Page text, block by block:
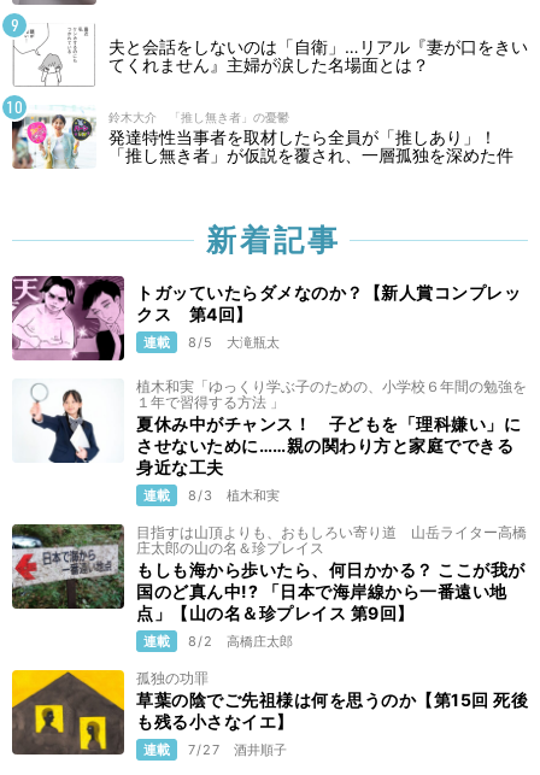
夫と会話をしないのは「自衛」…リアル『妻が口をきい
てくれません』主婦が涙した名場面とは？
鈴木大介 「推し無き者」の憂鬱
発達特性当事者を取材したら全員が「推しあり」！
「推し無き者」が仮説を覆され、一層孤独を深めた件
新着記事
トガッていたらダメなのか？【新人賞コンプレッ
クス 第4回】
連載 8/5 大滝瓶太
植木和実「ゆっくり学ぶ子のための、小学校６年間の勉強を
１年で習得する方法 」
夏休み中がチャンス！ 子どもを「理科嫌い」に
させないために……親の関わり方と家庭でできる
身近な工夫
連載 8/3 植木和実
目指すは山頂よりも、おもしろい寄り道 山岳ライター高橋
庄太郎の山の名＆珍プレイス
もしも海から歩いたら、何日かかる？ ここが我が
国のど真ん中!? 「日本で海岸線から一番遠い地
点」【山の名＆珍プレイス 第9回】
連載 8/2 高橋庄太郎
孤独の功罪
草葉の陰でご先祖様は何を思うのか【第15回 死後
も残る小さなイエ】
連載 7/27 酒井順子